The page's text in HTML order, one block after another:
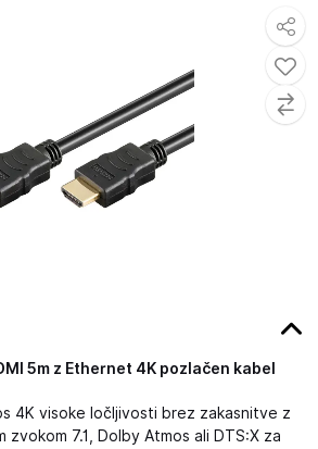
5m z Ethernet 4K pozlačen kabel
4K visoke ločljivosti brez zakasnitve z
zvokom 7.1, Dolby Atmos ali DTS:X za